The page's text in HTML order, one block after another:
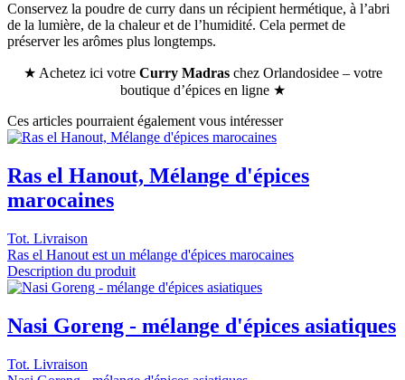
Conservez la poudre de curry dans un récipient hermétique, à l’abri
de la lumière, de la chaleur et de l’humidité. Cela permet de
préserver les arômes plus longtemps.
★ Achetez ici votre Curry Madraschez Orlandosidee – votre
boutique d’épices en ligne ★
Ces articles pourraient également vous intéresser
Ras el Hanout, Mélange d'épices
marocaines
Tot. Livraison
Ras el Hanout est un mélange d'épices marocaines
Description du produit
Nasi Goreng - mélange d'épices asiatiques
Tot. Livraison